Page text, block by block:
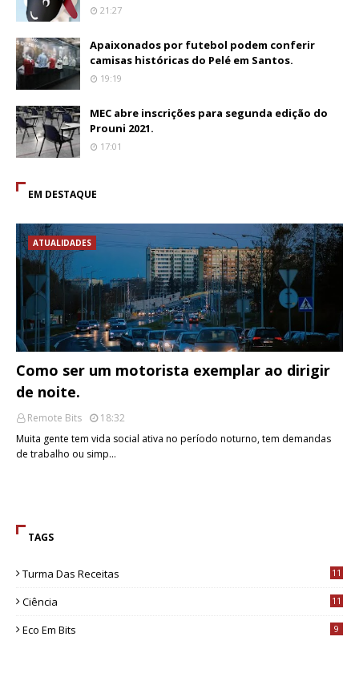
21:27
Apaixonados por futebol podem conferir
camisas históricas do Pelé em Santos.
19:19
MEC abre inscrições para segunda edição do
Prouni 2021.
17:01
EM DESTAQUE
ATUALIDADES
Como ser um motorista exemplar ao dirigir
de noite.
Remote Bits
18:32
Muita gente tem vida social ativa no período noturno, tem demandas
de trabalho ou simp…
TAGS
Turma Das Receitas 11
Ciência 11
Eco Em Bits 9